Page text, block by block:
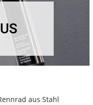
aus Stahl